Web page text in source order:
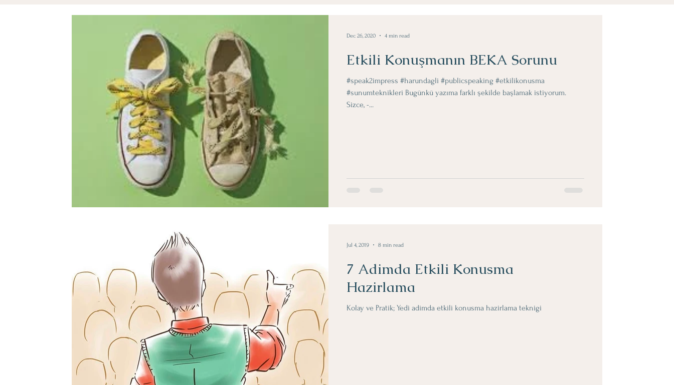
Etkili Konuşmanın BEKA Sorunu
#speak2impress #harundagli #publicspeaking #etkilikonusma
#sunumteknikleri Bugünkü yazıma farklı şekilde başlamak istiyorum.
Sizce, -...
Dec 26, 2020 4 min read
7 Adimda Etkili Konusma
Hazirlama
Kolay ve Pratik; Yedi adimda etkili konusma hazirlama teknigi
Jul 4, 2019 8 min read